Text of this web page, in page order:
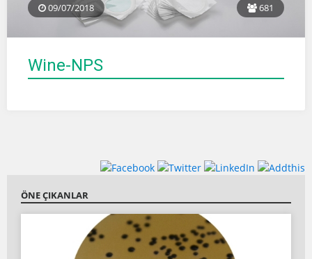
09/07/2018 681
Wine-NPS
ÖNE ÇIKANLAR